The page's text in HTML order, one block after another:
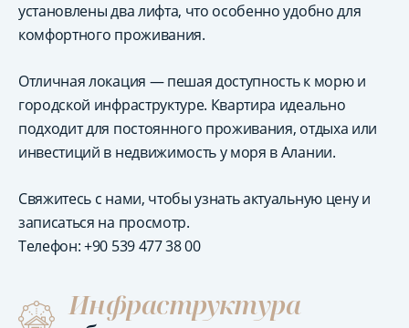
установлены два лифта, что особенно удобно для
комфортного проживания.
Отличная локация — пешая доступность к морю и
городской инфраструктуре. Квартира идеально
подходит для постоянного проживания, отдыха или
инвестиций в недвижимость у моря в Алании.
Свяжитесь с нами, чтобы узнать актуальную цену и
записаться на просмотр.
Телефон: +90 539 477 38 00
Инфраструктура